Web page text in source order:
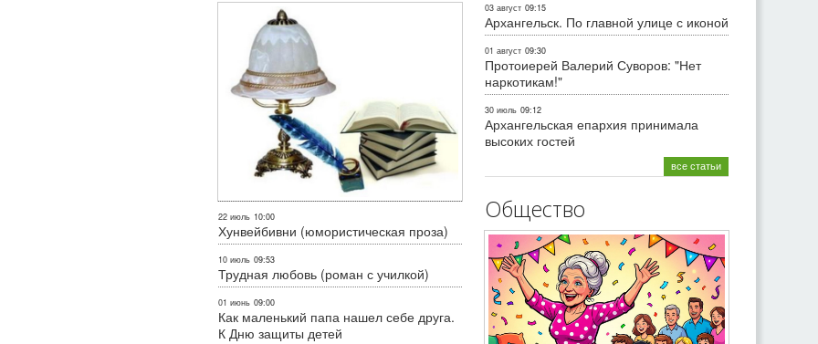
22 июль 10:00
Хунвейбивни (юмористическая проза)
10 июль 09:53
Трудная любовь (роман с училкой)
01 июнь 09:00
Как маленький папа нашел себе друга.
К Дню защиты детей
03 август 09:15
Архангельск. По главной улице с иконой
01 август 09:30
Протоиерей Валерий Суворов: "Нет
наркотикам!"
30 июль 09:12
Архангельская епархия принимала
высоких гостей
все статьи
Общество